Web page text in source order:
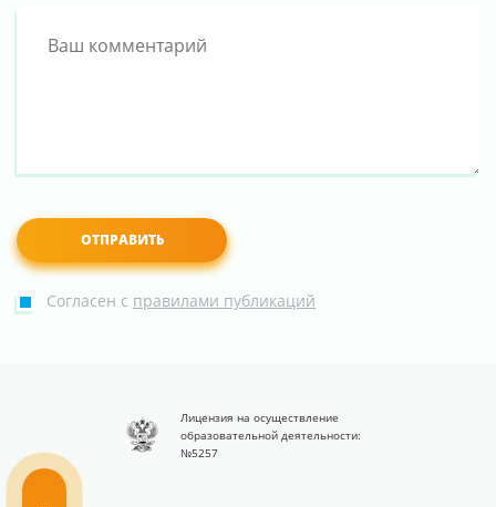
Согласен с правилами публикаций
Лицензия на осуществление
образовательной деятельности:
№5257